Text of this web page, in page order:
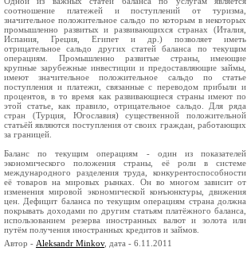
соотношение платежей и поступлений от туризма,
значительное положительное сальдо по которым в некоторых
промышленно развитых и развивающихся странах (Италия,
Испания, Греция, Египет и др.) позволяет иметь
отрицательное сальдо других статей баланса по текущим
операциям. Промышленно развитые страны, имеющие
крупные зарубежные инвестиции и предоставляющие займы,
имеют значительное положительное сальдо по статье
поступления и платежи, связанные с переводом прибыли и
процентов, в то время как развивающиеся страны имеют по
этой статье, как правило, отрицательное сальдо. Для ряда
стран (Турция, Югославия) существенной положительной
статьёй являются поступления от своих граждан, работающих
за границей.
Баланс по текущим операциям - один из показателей
экономического положения страны, её роли в системе
международного разделения труда, конкурентоспособности
её товаров на мировых рынках. Он во многом зависит от
изменения мировой экономической конъюнктуры, движения
цен. Дефицит баланса по текущим операциям страна должна
покрывать доходами по другим статьям платёжного баланса,
использованием резерва иностранных валют и золота или
путём получения иностранных кредитов и займов.
Автор - Aleksandr Minkov, дата - 6.11.2011